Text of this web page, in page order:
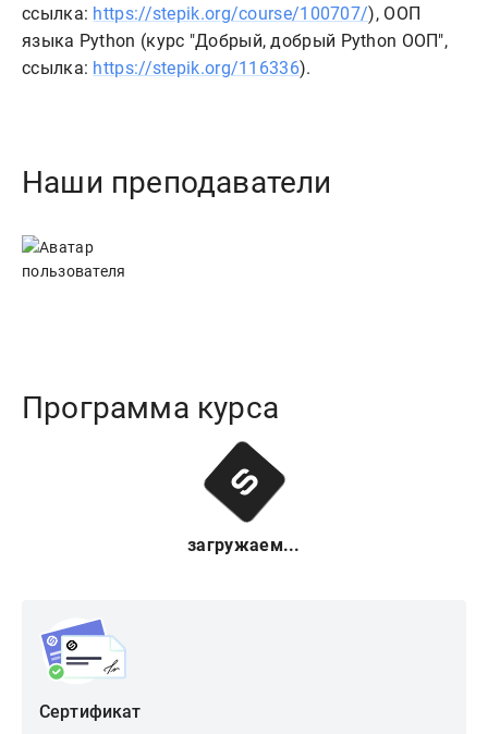
ссылка: https://stepik.org/course/100707/), ООП
языка Python (курс "Добрый, добрый Python ООП",
ссылка: https://stepik.org/116336).
Наши преподаватели
Программа курса
загружаем...
Сертификат